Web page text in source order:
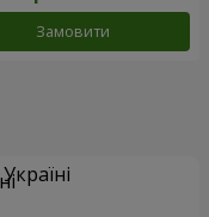
Замовити